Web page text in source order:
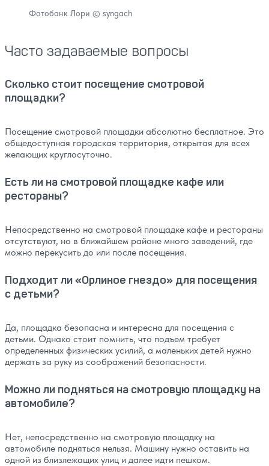
Фотобанк Лори © syngach
Часто задаваемые вопросы
Сколько стоит посещение смотровой
площадки?
Посещение смотровой площадки абсолютно бесплатное. Это
общедоступная городская территория, открытая для всех
желающих круглосуточно.
Есть ли на смотровой площадке кафе или
рестораны?
Непосредственно на смотровой площадке кафе и рестораны
отсутствуют, но в ближайшем районе много заведений, где
можно перекусить до или после посещения.
Подходит ли «Орлиное гнездо» для посещения
с детьми?
Да, площадка безопасна и интересна для посещения с
детьми. Однако стоит помнить, что подъем требует
определенных физических усилий, а маленьких детей нужно
держать за руку из соображений безопасности.
Можно ли подняться на смотровую площадку на
автомобиле?
Нет, непосредственно на смотровую площадку на
автомобиле подняться нельзя. Машину нужно оставить на
одной из близлежащих улиц и далее идти пешком.